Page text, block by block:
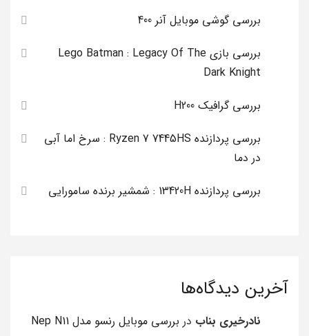
بررسی گوشی موبایل آنر 400
بررسی بازی Lego Batman : Legacy Of The
Dark Knight
بررسی گرافیک H200
بررسی پردازنده Ryzen 7 7445HS : سرخ اما آبی
در دما
بررسی پردازنده 13420H : شمشیر برنده سامورایی
آخرین دیدگاه‌ها
نادرخیری بناب در بررسی موبایل رنسو مدل Nep N11